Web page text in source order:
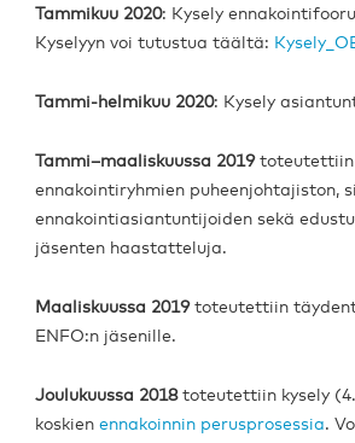
Tammikuu 2020: Kysely
Kyselyyn voi tutustua täältä:
Tammi-helmikuu 2020: Kysely
Tammi–maaliskuussa 2019toteutettiin
ennakointiryhmien puheenjohtajiston,
ennakointiasiantuntijoiden sekä
jäsenten haastatteluja.
Maaliskuussa 2019toteutettiin
ENFO:n jäsenille.
Joulukuussa 2018toteutettiin kysely
koskienennakoinnin perusprosessia.